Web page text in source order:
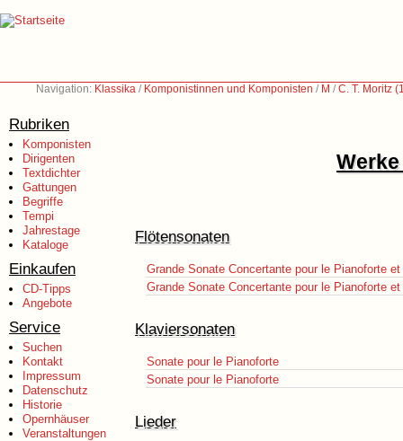
Navigation: Klassika / Komponistinnen und Komponisten / M /C. T. Moritz
Rubriken
Komponisten
Dirigenten
Textdichter
Gattungen
Begriffe
Tempi
Jahrestage
Kataloge
Einkaufen
CD-Tipps
Angebote
Service
Suchen
Kontakt
Impressum
Datenschutz
Historie
Opernhäuser
Veranstaltungen
Flötensonaten
Grande Sonate Concertante pour le Pianoforte
Grande Sonate Concertante pour le Pianoforte
Klaviersonaten
Sonate pour le Pianoforte
Sonate pour le Pianoforte
Lieder